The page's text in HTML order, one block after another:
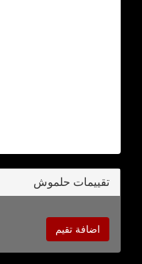
تقييمات حلموش
اضافة تقيم